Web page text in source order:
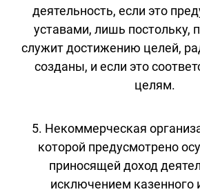
деятельность, если это
уставами, лишь постольку,
служит достижению целей,
созданы, и если это
целям.
5. Некоммерческая
которой предусмотрено
приносящей доход
исключением казенного